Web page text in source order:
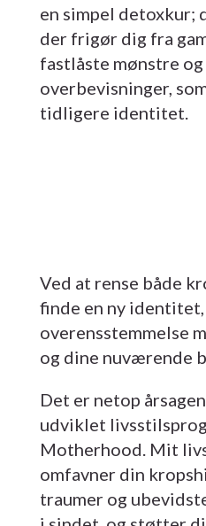
en simpel detoxkur;
der frigør dig fra
fastlåste mønstre
overbevisninger,
tidligere identitet.
Ved at rense både
finde en ny
overensstemmelse
og dine nuværende
Det er netop
udviklet
Motherhood. Mit
omfavner din
traumer og